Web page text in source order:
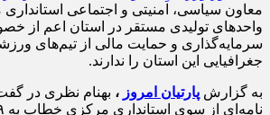
معاون سیاسی، امنیتی و اجتماعی
واحدهای تولیدی مستقر در استان اعم از
سرمایه‌گذاری و حمایت مالی از تیم‌های
جغرافیایی این استان را ندارند.
به گزارش پارتیان امروز ، بهنام نظری در